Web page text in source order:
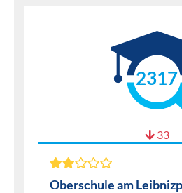
2317
33
Oberschule am